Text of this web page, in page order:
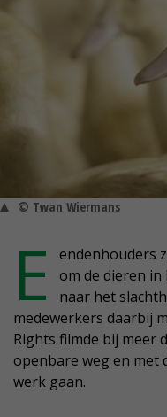
© Twan Wiermans
E
endenhouders
om de dieren
naar het
medewerkers daarbij
Rights filmde bij meer
openbare weg en met
werk gaan.